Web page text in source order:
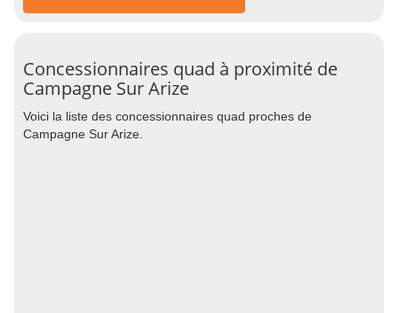
Concessionnaires quad à proximité de
Campagne Sur Arize
Voici la liste des concessionnaires quad proches de
Campagne Sur Arize.